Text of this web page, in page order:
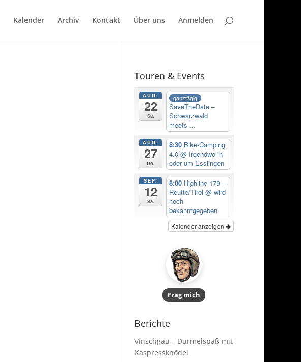
Kalender Archiv Kontakt Über uns Anmelden
Touren & Events
AUG.
22
Sa.
ganztägig
SaveTheDate –
Schwarzwald
meets ...
AUG.
27
Do.
8:30 Bike-Camping
4.0@ Irgendwo in
oder um Esslingen
SEP.
12
Sa.
8:00 Highline 179 –
Reutte/Tirol@ wird
noch
bekanntgegeben
Kalender anzeigen
Frag mich
Berichte
Vinschgau – Durmelspaß mit
Kaspressknödel